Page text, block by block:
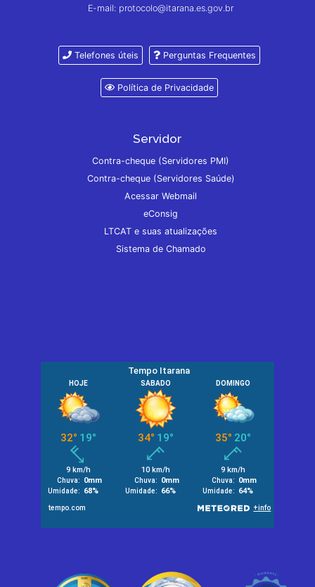
E-mail: protocolo@itarana.es.gov.br
Telefones úteis Perguntas Frequentes
Política de Privacidade
Servidor
Contra-cheque (Servidores PMI)
Contra-cheque (Servidores Saúde)
Acessar Webmail
eConsig
LTCAT e suas atualizações
Sistema de Chamado